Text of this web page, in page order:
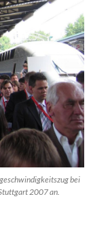
bei
2007 an.